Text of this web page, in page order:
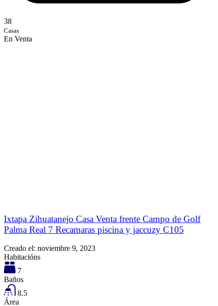
38
Casas
En Venta
Ixtapa Zihuatanejo Casa Venta frente Campo de Golf
Palma Real 7 Recamaras piscina y jaccuzy C105
Creado el: noviembre 9, 2023
Habitacións
7
Baños
8.5
Área